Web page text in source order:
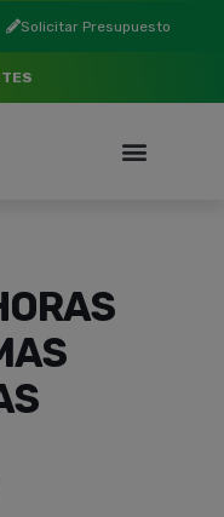
Solicitar Presupuesto